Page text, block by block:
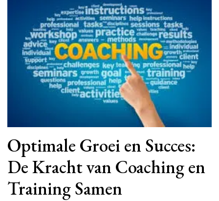
Optimale Groei en Succes:
De Kracht van Coaching en
Training Samen